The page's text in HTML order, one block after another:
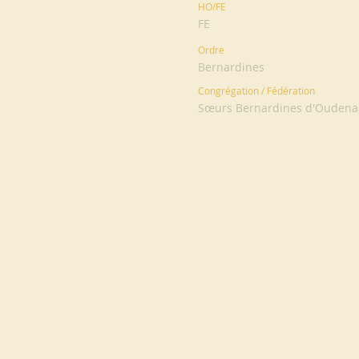
HO/FE
FE
Ordre
Bernardines
Congrégation / Fédération
Sœurs Bernardines